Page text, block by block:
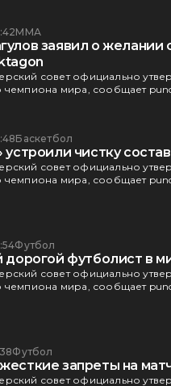
ММА
заявил о желании
совет официально
чемпиона мира, сообщает
Баскетбол
чистку
совет официально
чемпиона мира, сообщает
Футбол
дорогой футболист в
совет официально
чемпиона мира, сообщает
Футбол
запреты на
совет официально